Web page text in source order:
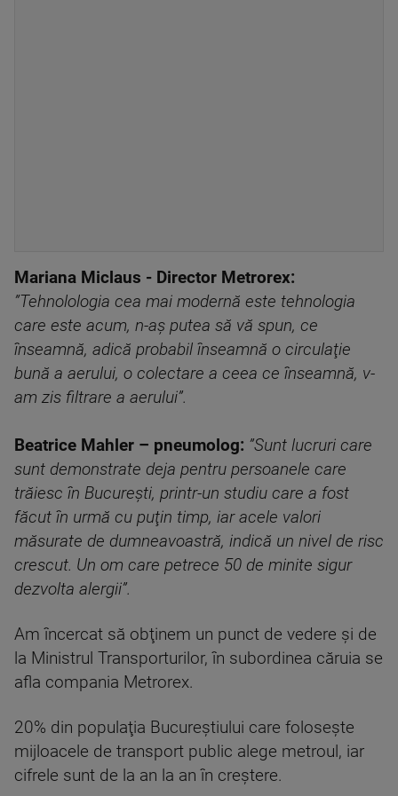
Mariana Miclaus - Director Metrorex:
”Tehnolologia cea mai modernă este tehnologia
care este acum, n-aş putea să vă spun, ce
înseamnă, adică probabil înseamnă o circulaţie
bună a aerului, o colectare a ceea ce înseamnă, v-
am zis filtrare a aerului”.
Beatrice Mahler – pneumolog: ”Sunt lucruri care
sunt demonstrate deja pentru persoanele care
trăiesc în Bucureşti, printr-un studiu care a fost
făcut în urmă cu puţin timp, iar acele valori
măsurate de dumneavoastră, indică un nivel de risc
crescut. Un om care petrece 50 de minite sigur
dezvolta alergii”.
Am încercat să obţinem un punct de vedere şi de
la Ministrul Transporturilor, în subordinea căruia se
afla compania Metrorex.
20% din populaţia Bucureștiului care foloseşte
mijloacele de transport public alege metroul, iar
cifrele sunt de la an la an în creştere.